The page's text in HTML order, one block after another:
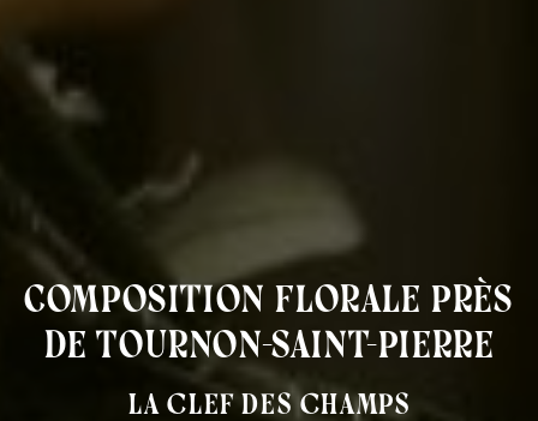
composition florale près
de Tournon-Saint-Pierre
La Clef des Champs